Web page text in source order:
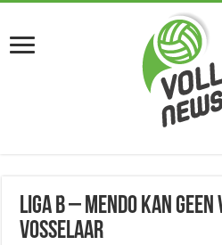
Liga B – Mendo kan
Vosselaar